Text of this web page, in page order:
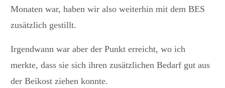
Monaten war, haben wir also weiterhin mit dem BES
zusätzlich gestillt.
Irgendwann war aber der Punkt erreicht, wo ich
merkte, dass sie sich ihren zusätzlichen Bedarf gut aus
der Beikost ziehen konnte.